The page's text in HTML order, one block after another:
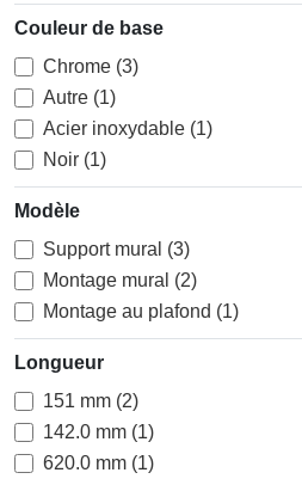
Couleur de base
Chrome (3)
Autre (1)
Acier inoxydable (1)
Noir (1)
Modèle
Support mural (3)
Montage mural (2)
Montage au plafond (1)
Longueur
151 mm (2)
142.0 mm (1)
620.0 mm (1)